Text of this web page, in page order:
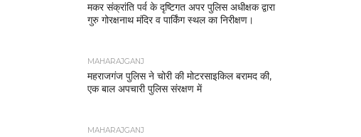
मकर संक्रांति पर्व के दृष्टिगत अपर पुलिस अधीक्षक द्वारा
गुरु गोरक्षनाथ मंदिर व पार्किंग स्थल का निरीक्षण।
MAHARAJGANJ
महराजगंज पुलिस ने चोरी की मोटरसाइकिल बरामद की,
एक बाल अपचारी पुलिस संरक्षण में
MAHARAJGANJ